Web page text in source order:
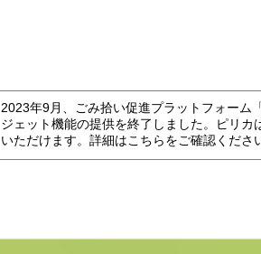
2023年9月、ごみ拾い促進プラットフォーム
ジェット機能の提供を終了しました。ピリカ
いただけます。詳細はこちらをご確認くださ